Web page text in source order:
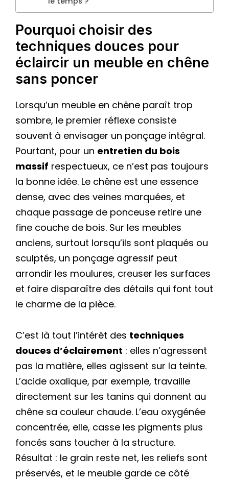
Pourquoi choisir des
techniques douces pour
éclaircir un meuble en chêne
sans poncer
Lorsqu’un meuble en chêne paraît trop
sombre, le premier réflexe consiste
souvent à envisager un ponçage intégral.
Pourtant, pour un entretien du bois
massif respectueux, ce n’est pas toujours
la bonne idée. Le chêne est une essence
dense, avec des veines marquées, et
chaque passage de ponceuse retire une
fine couche de bois. Sur les meubles
anciens, surtout lorsqu’ils sont plaqués ou
sculptés, un ponçage agressif peut
arrondir les moulures, creuser les surfaces
et faire disparaître des détails qui font tout
le charme de la pièce.
C’est là tout l’intérêt des techniques
douces d’éclairement : elles n’agressent
pas la matière, elles agissent sur la teinte.
L’acide oxalique, par exemple, travaille
directement sur les tanins qui donnent au
chêne sa couleur chaude. L’eau oxygénée
concentrée, elle, casse les pigments plus
foncés sans toucher à la structure.
Résultat : le grain reste net, les reliefs sont
préservés, et le meuble garde ce côté